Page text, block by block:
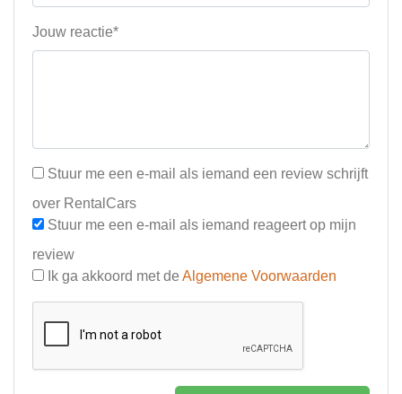
Jouw reactie*
Stuur me een e-mail als iemand een review schrijft
over RentalCars
Stuur me een e-mail als iemand reageert op mijn
review
Ik ga akkoord met de Algemene Voorwaarden